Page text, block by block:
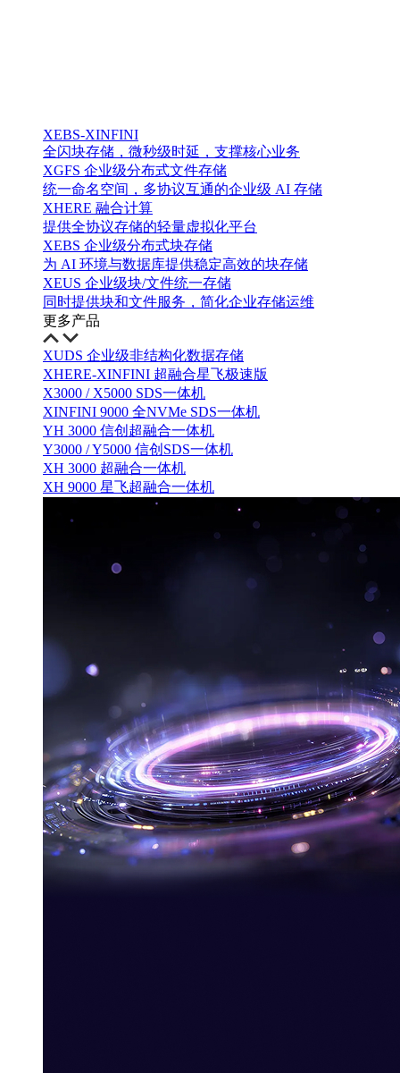
XEBS-XINFINI
全闪块存储，微秒级时延，支撑核心业务
XGFS 企业级分布式文件存储
统一命名空间，多协议互通的企业级 AI 存储
XHERE 融合计算
提供全协议存储的轻量虚拟化平台
XEBS 企业级分布式块存储
为 AI 环境与数据库提供稳定高效的块存储
XEUS 企业级块/文件统一存储
同时提供块和文件服务，简化企业存储运维
更多产品
XUDS 企业级非结构化数据存储
XHERE-XINFINI 超融合星飞极速版
X3000 / X5000 SDS一体机
XINFINI 9000 全NVMe SDS一体机
YH 3000 信创超融合一体机
Y3000 / Y5000 信创SDS一体机
XH 3000 超融合一体机
XH 9000 星飞超融合一体机